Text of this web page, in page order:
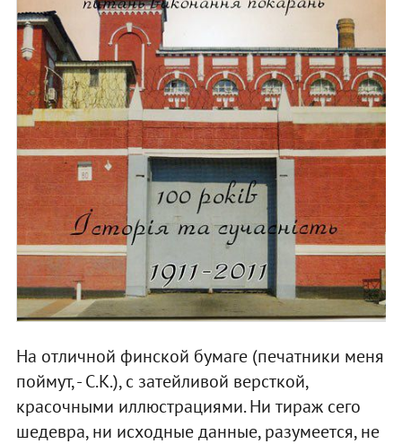
На отличной финской бумаге (печатники меня
поймут, - С.К.), с затейливой версткой,
красочными иллюстрациями. Ни тираж сего
шедевра, ни исходные данные, разумеется, не